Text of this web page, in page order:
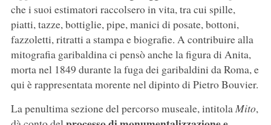
che i suoi estimatori raccolsero in vita, tra cui spille,
piatti, tazze, bottiglie, pipe, manici di posate, bottoni,
fazzoletti, ritratti a stampa e biografie. A contribuire alla
mitografia garibaldina ci pensò anche la figura di Anita,
morta nel 1849 durante la fuga dei garibaldini da Roma, e
qui è rappresentata morente nel dipinto di Pietro Bouvier.
La penultima sezione del percorso museale, intitolaMito,